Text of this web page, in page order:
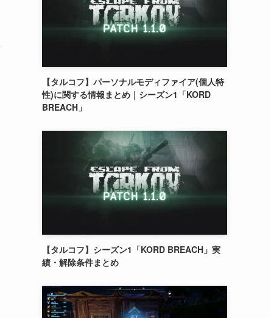
【タルコフ】パーソナルモディファイア(個人特
性)に関する情報まとめ｜シーズン1「KORD
BREACH」
【タルコフ】シーズン1「KORD BREACH」実
績・解除条件まとめ